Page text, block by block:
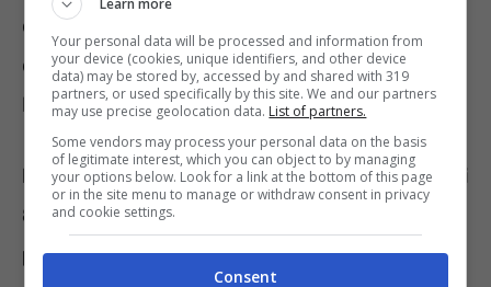
dobbiamo dimenticare però che tanti piccoli
dispositivi possono sortire grandi spese in
bolletta.
I modem in linea generale consumano tra gli
8 e i 12 w/h, che più o meno è una spesa di
pochi centesimi al giorno. Questo
Learn more
Your personal data will be processed and information from
your device (cookies, unique identifiers, and other device
data) may be stored by, accessed by and shared with 319
partners, or used specifically by this site. We and our partners
may use precise geolocation data. List of partners.
Some vendors may process your personal data on the basis
of legitimate interest, which you can object to by managing
your options below. Look for a link at the bottom of this page
or in the site menu to manage or withdraw consent in privacy
and cookie settings.
Consent